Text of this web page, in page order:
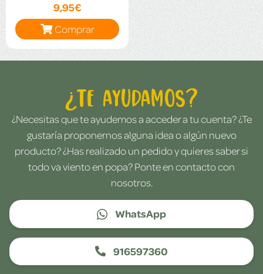
9,95€
Comprar
¿Te ayudamos?
¿Necesitas que te ayudemos a acceder a tu cuenta? ¿Te
gustaría proponernos alguna idea o algún nuevo
producto? ¿Has realizado un pedido y quieres saber si
todo va viento en popa? Ponte en contacto con
nosotros.
WhatsApp
916597360